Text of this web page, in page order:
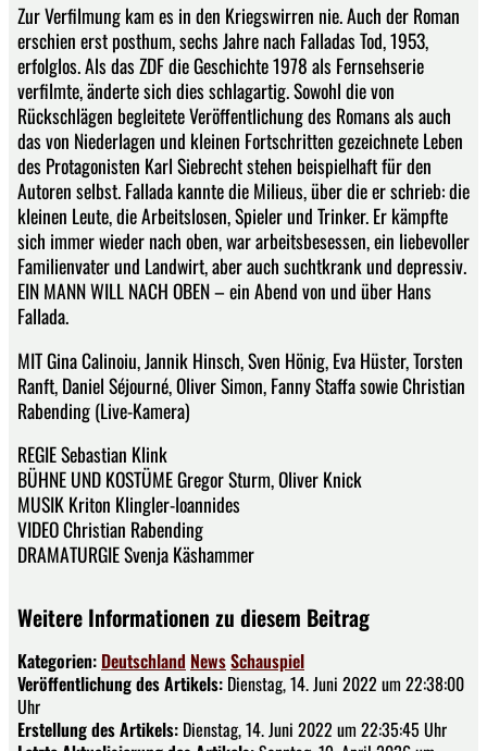
Zur Verfilmung kam es in den Kriegswirren nie. Auch der Roman
erschien erst posthum, sechs Jahre nach Falladas Tod, 1953,
erfolglos. Als das ZDF die Geschichte 1978 als Fernsehserie
verfilmte, änderte sich dies schlagartig. Sowohl die von
Rückschlägen begleitete Veröffentlichung des Romans als auch
das von Niederlagen und kleinen Fortschritten gezeichnete Leben
des Protagonisten Karl Siebrecht stehen beispielhaft für den
Autoren selbst. Fallada kannte die Milieus, über die er schrieb: die
kleinen Leute, die Arbeitslosen, Spieler und Trinker. Er kämpfte
sich immer wieder nach oben, war arbeitsbesessen, ein liebevoller
Familienvater und Landwirt, aber auch suchtkrank und depressiv.
EIN MANN WILL NACH OBEN – ein Abend von und über Hans
Fallada.
MIT Gina Calinoiu, Jannik Hinsch, Sven Hönig, Eva Hüster, Torsten
Ranft, Daniel Séjourné, Oliver Simon, Fanny Staffa sowie Christian
Rabending (Live-Kamera)
REGIE Sebastian Klink
BÜHNE UND KOSTÜME Gregor Sturm, Oliver Knick
MUSIK Kriton Klingler-Ioannides
VIDEO Christian Rabending
DRAMATURGIE Svenja Käshammer
Weitere Informationen zu diesem Beitrag
Kategorien: Deutschland NewsSchauspiel
Veröffentlichung des Artikels: Dienstag, 14. Juni 2022 um 22:38:00
Uhr
Erstellung des Artikels: Dienstag, 14. Juni 2022 um 22:35:45 Uhr